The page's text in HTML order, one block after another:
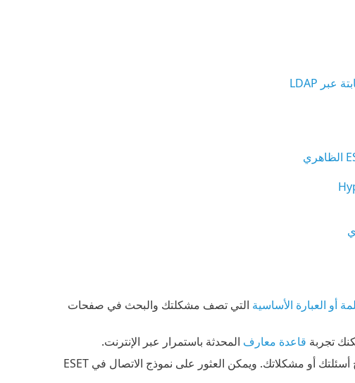
أو العبارة الأساسية التي تصف مشكلتك والبحث في صفحات
تجربة قاعدة معارف المحدثة باستمرار عبر الإنترنت.
إذا لزم الأمر، فيمكنك الاتصال بمباشرة بمركز الدعم التقني عبر الإنترنت لطرح أسئلتك أو مشكلاتك. ويمكن العثور على نموذج الاتصال في ESET